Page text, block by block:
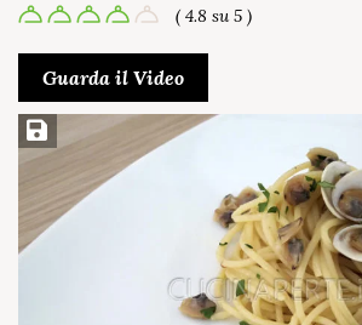
( 4.8 su 5 )
Guarda il Video
Salva ricetta